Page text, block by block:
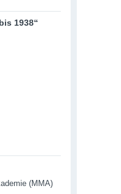
1938“
(MMA)